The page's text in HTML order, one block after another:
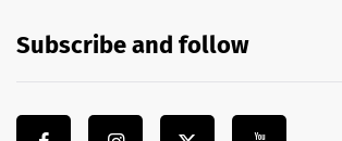
Subscribe and follow